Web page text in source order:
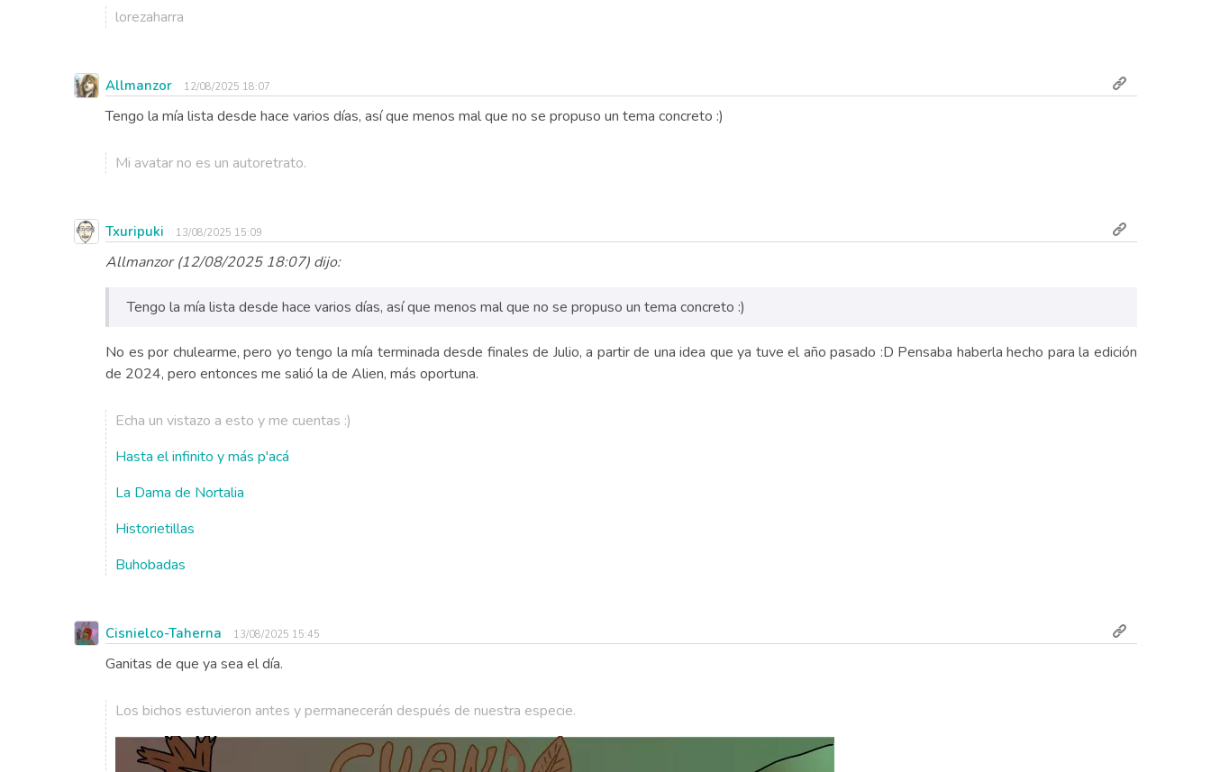
lorezaharra
Allmanzor 12/08/2025 18:07
Tengo la mía lista desde hace varios días, así que menos mal que no se propuso un tema concreto :)
Mi avatar no es un autoretrato.
Txuripuki 13/08/2025 15:09
Allmanzor (12/08/2025 18:07) dijo:
Tengo la mía lista desde hace varios días, así que menos mal que no se propuso un tema concreto :)
No es por chulearme, pero yo tengo la mía terminada desde finales de Julio, a partir de una idea que ya tuve el año pasado :D Pensaba haberla hecho para la edición
de 2024, pero entonces me salió la de Alien, más oportuna.
Echa un vistazo a esto y me cuentas :)
Hasta el infinito y más p'acá
La Dama de Nortalia
Historietillas
Buhobadas
Cisnielco-Taherna 13/08/2025 15:45
Ganitas de que ya sea el día.
Los bichos estuvieron antes y permanecerán después de nuestra especie.